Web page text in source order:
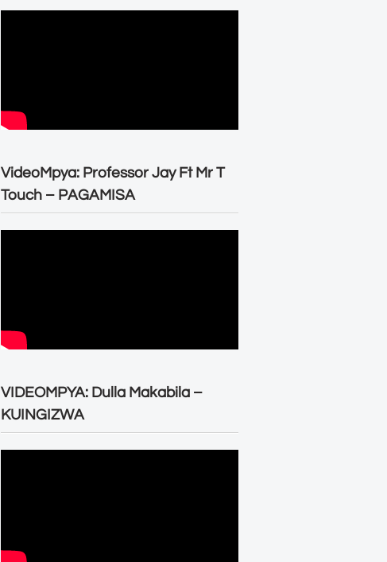
VideoMpya: Professor Jay Ft Mr T
Touch – PAGAMISA
VIDEOMPYA: Dulla Makabila –
KUINGIZWA